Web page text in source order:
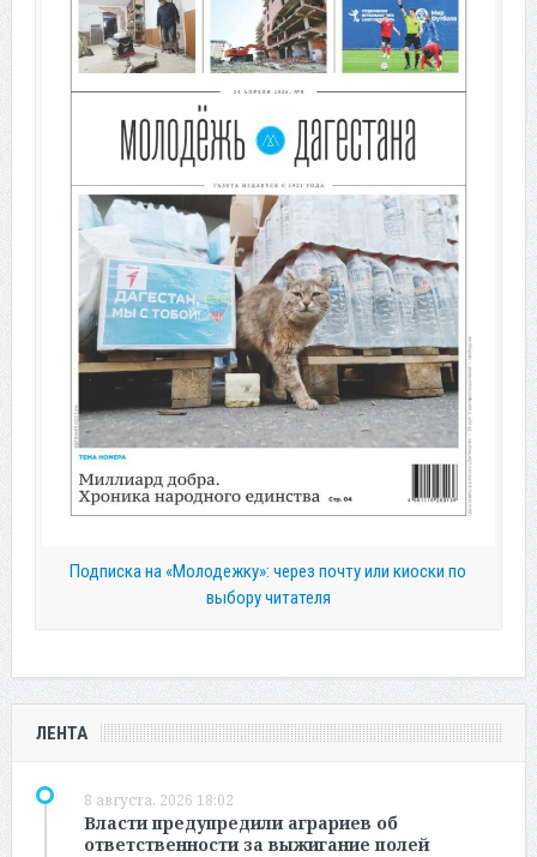
Подписка на «Молодежку»: через почту или киоски по
выбору читателя
ЛЕНТА
8 августа, 2026 18:02
Власти предупредили аграриев об
ответственности за выжигание полей